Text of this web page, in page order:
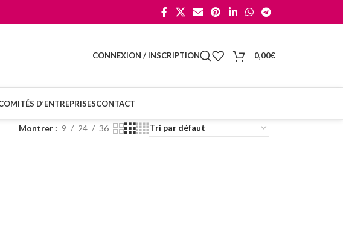
CONNEXION / INSCRIPTION 0,00€
D’ENTREPRISESCONTACT
Montrer 9 24 36